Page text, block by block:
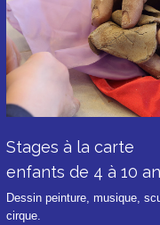
Stages à la carte
enfants de 4 à 10
Dessin peinture, musique,
cirque.